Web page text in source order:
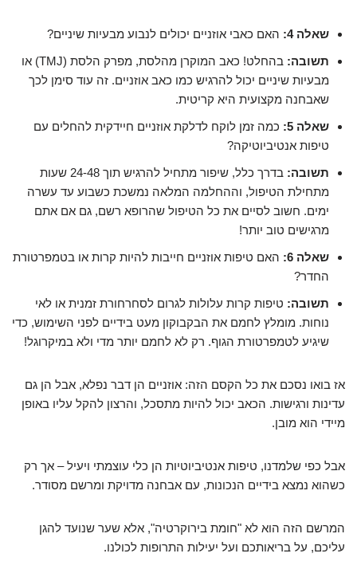
שאלה 4:
האם כאבי אוזניים יכולים לנבוע מבעיות שיניים?
תשובה:
בהחלט! כאב המוקרן מהלסת, מפרק הלסת (TMJ) או
מבעיות שיניים יכול להרגיש כמו כאב אוזניים. זה עוד סימן לכך
שאבחנה מקצועית היא קריטית.
שאלה 5:
כמה זמן לוקח לדלקת אוזניים חיידקית להחלים עם
טיפות אנטיביוטיקה?
תשובה:
בדרך כלל, שיפור מתחיל להרגיש תוך 24-48 שעות
מתחילת הטיפול, וההחלמה המלאה נמשכת כשבוע עד עשרה
ימים. חשוב לסיים את כל הטיפול שהרופא רשם, גם אם אתם
מרגישים טוב יותר!
שאלה 6:
האם טיפות אוזניים חייבות להיות קרות או בטמפרטורת
החדר?
תשובה: טיפות קרות עלולות לגרום לסחרחורת זמנית או לאי
נוחות. מומלץ לחמם את הבקבוקון מעט בידיים לפני השימוש, כדי
שיגיע לטמפרטורת הגוף. רק לא לחמם יותר מדי ולא במיקרוגל!
אז בואו נסכם את כל הקסם הזה: אוזניים הן דבר נפלא, אבל הן גם
עדינות ורגישות. הכאב יכול להיות מתסכל, והרצון להקל עליו באופן
מיידי הוא מובן.
אבל כפי שלמדנו, טיפות אנטיביוטיות הן כלי עוצמתי ויעיל – אך רק
כשהוא נמצא בידיים הנכונות, עם אבחנה מדויקת ומרשם מסודר.
המרשם הזה הוא לא "חומת בירוקרטיה", אלא שער שנועד להגן
עליכם, על בריאותכם ועל יעילות התרופות לכולנו.